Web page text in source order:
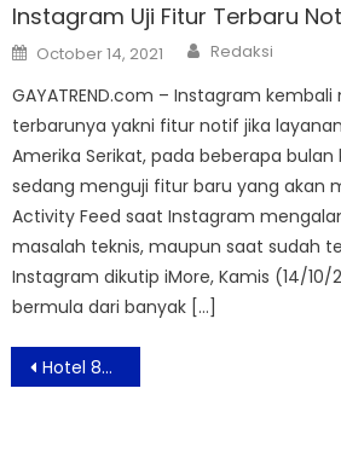
Instagram Uji Fitur Terbaru
Posted
on
October 14, 2021 Author
Redaksi
GAYATREND.com – Instagram
terbarunya yakni fitur notif jika
Amerika Serikat, pada beberapa bulan
sedang menguji fitur baru yang akan
Activity Feed saat Instagram
masalah teknis, maupun saat sudah
Instagram dikutip iMore, Kamis (14/10/
bermula dari banyak […]
Post
navigation
Hotel 88 Mangga Besar 120 Hadirkan Promo Iftar “Ramadan Savory Feast” di Bulan Ramadan 2026